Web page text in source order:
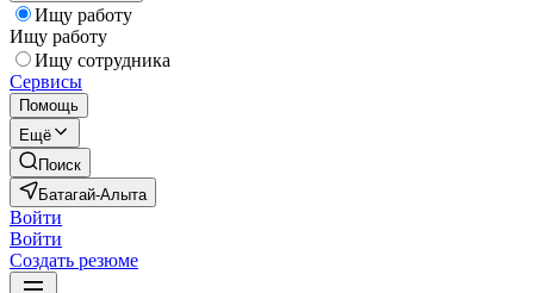
Ищу работу
Ищу работу
Ищу сотрудника
Сервисы
Помощь
Ещё
Поиск
Батагай-Алыта
Войти
Войти
Создать резюме